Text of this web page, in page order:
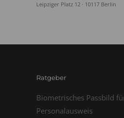
Leipziger Platz 12 · 10117 Berlin
Ratgeber
Biometrisches Passbild
Personalausweis